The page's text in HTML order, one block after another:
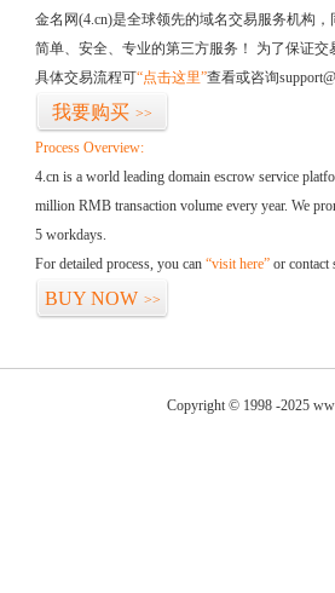
金名网(4.cn)是全球领先的域名交易服务机构
简单、安全、专业的第三方服务！ 为了保证
具体交易流程可“点击这里”查看或咨询
我要购买 >>
Process Overview:
4.cn is a world leading domain escrow service
million RMB transaction volume every year. We
5 workdays.
For detailed process, you can “visit here” or contact
BUY NOW >>
Copyright © 1998 -2025